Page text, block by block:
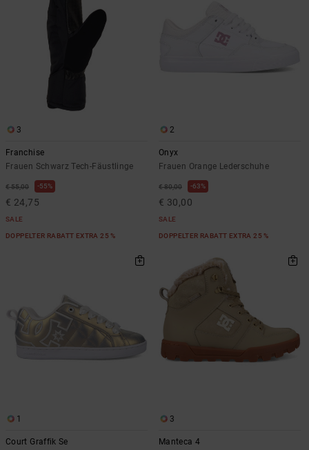
3
Franchise
Frauen Schwarz Tech-Fäustlinge
€ 55,00 55%
€ 24,75
SALE
DOPPELTER RABATT EXTRA 25 %
2
Onyx
Frauen Orange Lederschuhe
€ 80,00 63%
€ 30,00
SALE
DOPPELTER RABATT EXTRA 25 %
1
Court Graffik Se
3
Manteca 4